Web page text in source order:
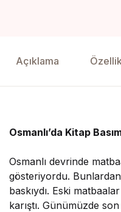
Çamlıca Çocuk Dergisi
Açıklama
Osmanlı’da Kitap
Osmanlı devrinde
gösteriyordu.
baskıydı. Eski
karıştı. Günümüzde